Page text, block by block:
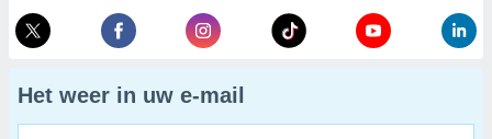
Het weer in uw e-mail